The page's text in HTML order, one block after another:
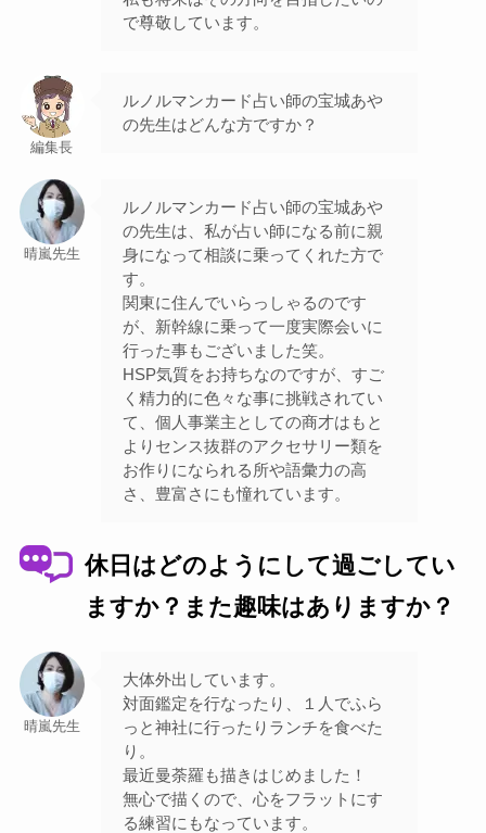
で尊敬しています。
編集長
ルノルマンカード占い師の宝城あや
の先生はどんな方ですか？
晴嵐先生
ルノルマンカード占い師の宝城あや
の先生は、私が占い師になる前に親
身になって相談に乗ってくれた方で
す。
関東に住んでいらっしゃるのです
が、新幹線に乗って一度実際会いに
行った事もございました笑。
HSP気質をお持ちなのですが、すご
く精力的に色々な事に挑戦されてい
て、個人事業主としての商才はもと
よりセンス抜群のアクセサリー類を
お作りになられる所や語彙力の高
さ、豊富さにも憧れています。
休日はどのようにして過ごしてい
ますか？また趣味はありますか？
晴嵐先生
大体外出しています。
対面鑑定を行なったり、１人でふら
っと神社に行ったりランチを食べた
り。
最近曼荼羅も描きはじめました！
無心で描くので、心をフラットにす
る練習にもなっています。